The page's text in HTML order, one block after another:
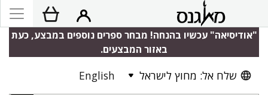
"אודיסיאה" עכשיו בהנחה! מבחר ספרים נוספים במבצע, כעת
באזור המבצעים.
שלח אל: מחוץ לישראל English